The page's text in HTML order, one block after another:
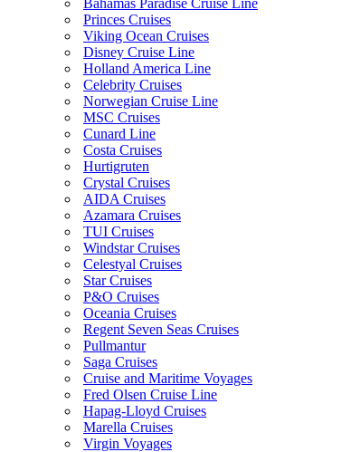
Bahamas Paradise Cruise Line
Princes Cruises
Viking Ocean Cruises
Disney Cruise Line
Holland America Line
Celebrity Cruises
Norwegian Cruise Line
MSC Cruises
Cunard Line
Costa Cruises
Hurtigruten
Crystal Cruises
AIDA Cruises
Azamara Cruises
TUI Cruises
Windstar Cruises
Celestyal Cruises
Star Cruises
P&O Cruises
Oceania Cruises
Regent Seven Seas Cruises
Pullmantur
Saga Cruises
Cruise and Maritime Voyages
Fred Olsen Cruise Line
Hapag-Lloyd Cruises
Marella Cruises
Virgin Voyages